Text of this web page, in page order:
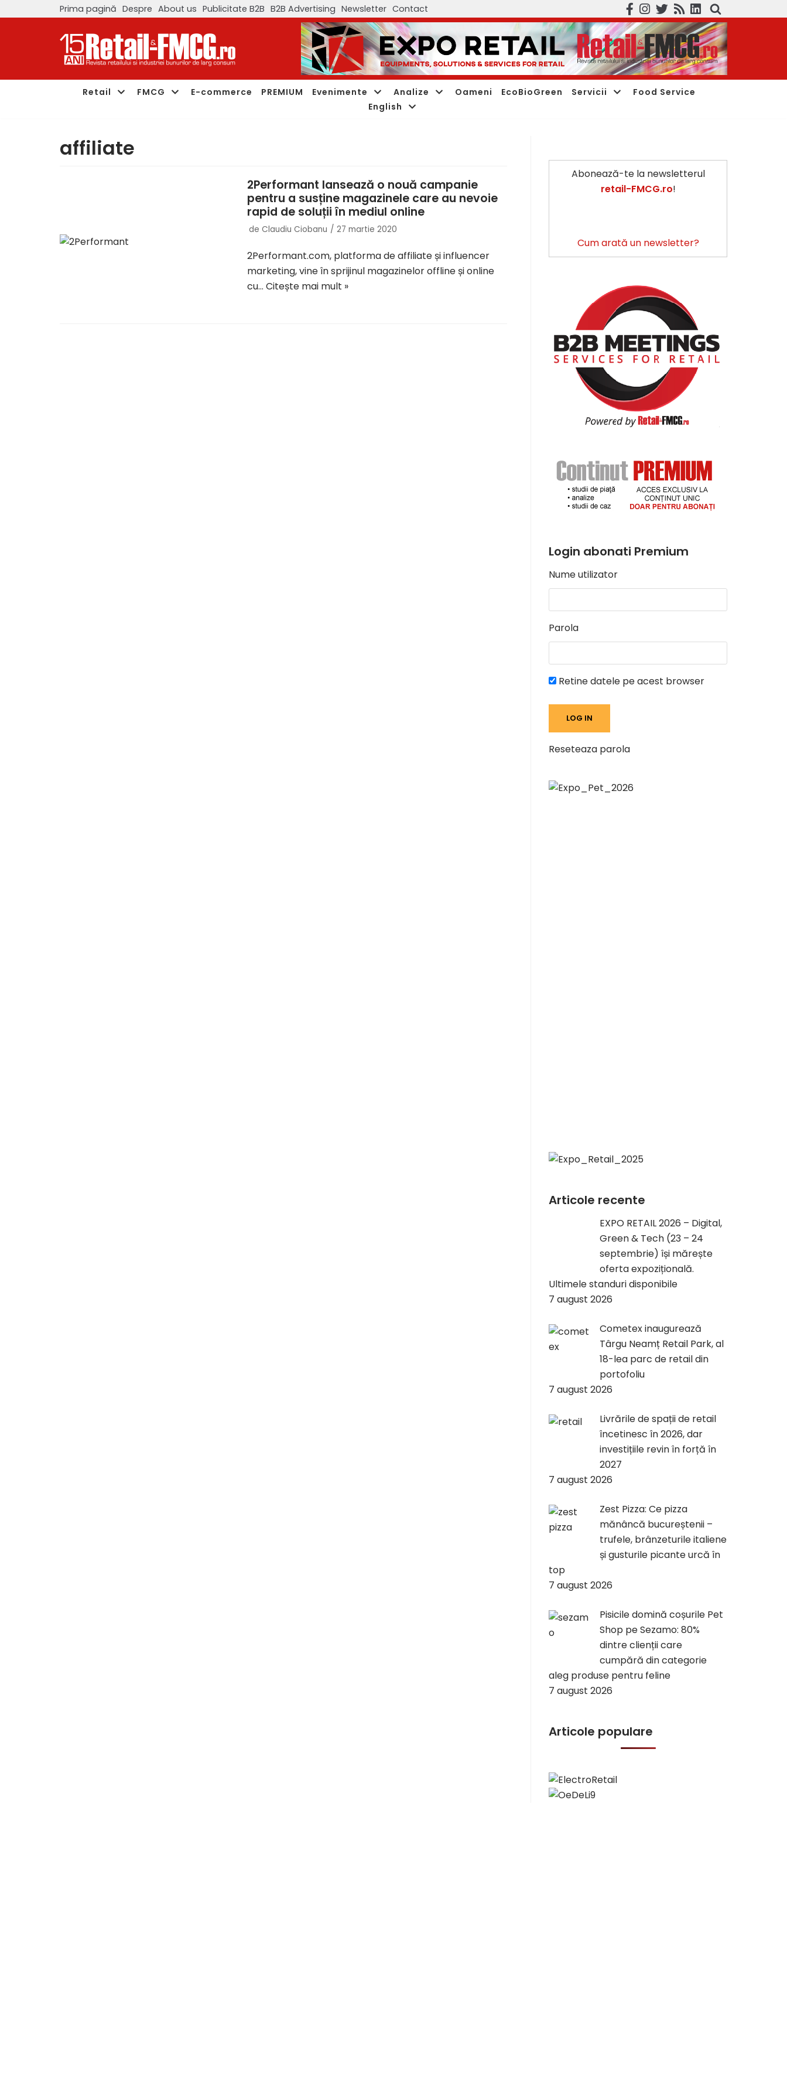
Prima pagină Despre About us Publicitate B2B B2B Advertising Newsletter Contact
Retail FMCG E-commerce PREMIUM Evenimente Analize Oameni EcoBioGreen Servicii
Food Service
English
affiliate
2Performant lansează o nouă campanie
pentru a susține magazinele care au nevoie
rapid de soluții în mediul online
de Claudiu Ciobanu 27 martie 2020
2Performant.com, platforma de affiliate și influencer
marketing, vine în sprijinul magazinelor offline și online
cu… Citește mai mult »
Abonează-te la newsletterul
retail-FMCG.ro!
Cum arată un newsletter?
Login abonati Premium
Nume utilizator
Parola
Retine datele pe acest browser
Reseteaza parola
Articole recente
EXPO RETAIL 2026 – Digital,
Green & Tech (23 – 24
septembrie) își mărește
oferta expozițională.
Ultimele standuri disponibile
7 august 2026
Cometex inaugurează
Târgu Neamț Retail Park, al
18-lea parc de retail din
portofoliu
7 august 2026
Livrările de spații de retail
încetinesc în 2026, dar
investițiile revin în forță în
2027
7 august 2026
Zest Pizza: Ce pizza
mănâncă bucureștenii –
trufele, brânzeturile italiene
și gusturile picante urcă în
top
7 august 2026
Pisicile domină coșurile Pet
Shop pe Sezamo: 80%
dintre clienții care
cumpără din categorie
aleg produse pentru feline
7 august 2026
Articole populare